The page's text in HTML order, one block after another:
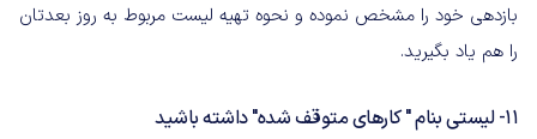
بازدهی خود را مشخص نموده و نحوه تهیه لیست مربوط به روز بعدتان
را هم یاد بگیرید.
11- لیستی بنام " کارهای متوقف شده" داشته باشید